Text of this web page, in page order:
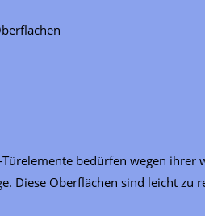
Türelemente bedürfen wegen
Diese Oberflächen sind leicht zu